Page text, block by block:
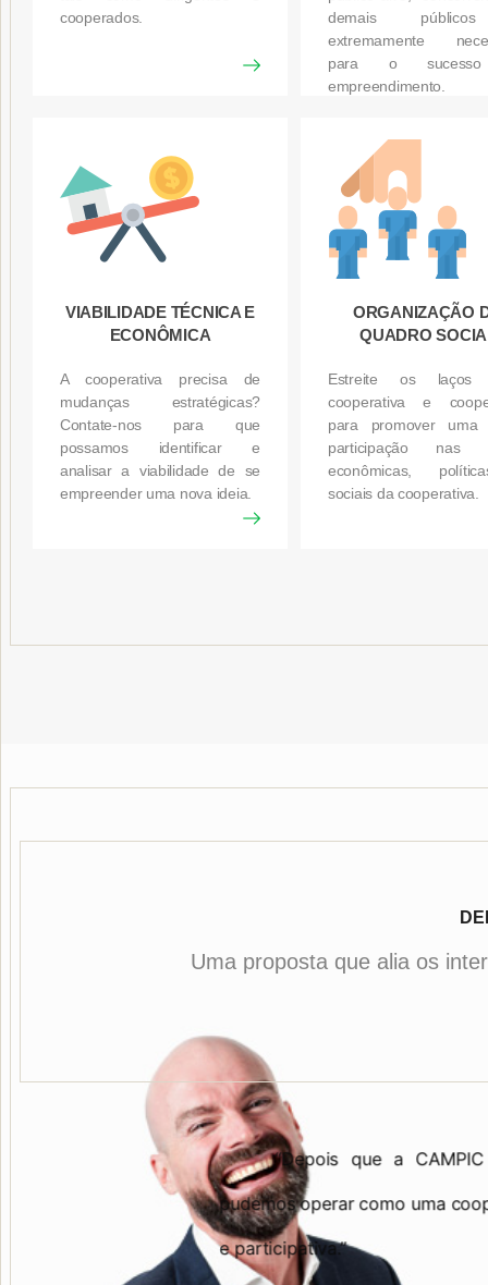
cooperados.
demais
extremamente
para o
empreendimento.
VIABILIDADE TÉCNICA E
ECONÔMICA
A cooperativa precisa de
mudanças estratégicas?
Contate-nos para que
possamos identificar e
analisar a viabilidade de se
empreender uma nova ideia.
ORGANIZAÇÃO
QUADRO
Estreite os laços
cooperativa e
para promover uma
participação nas
econômicas,
sociais da cooperativa.
Uma proposta que alia os
organizar o quadro social,
ser, com gestão democrática